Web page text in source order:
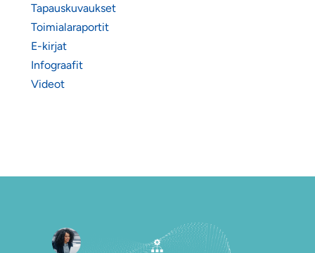
Tapauskuvaukset
Toimialaraportit
E-kirjat
Infograafit
Videot